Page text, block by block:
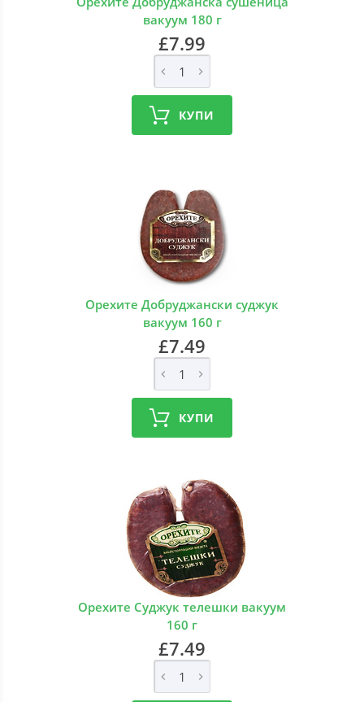
вакуум 180 г
£7.99
КУПИ
Орехите Добруджански суджук
вакуум 160 г
£7.49
КУПИ
Орехите Суджук телешки вакуум
160 г
£7.49